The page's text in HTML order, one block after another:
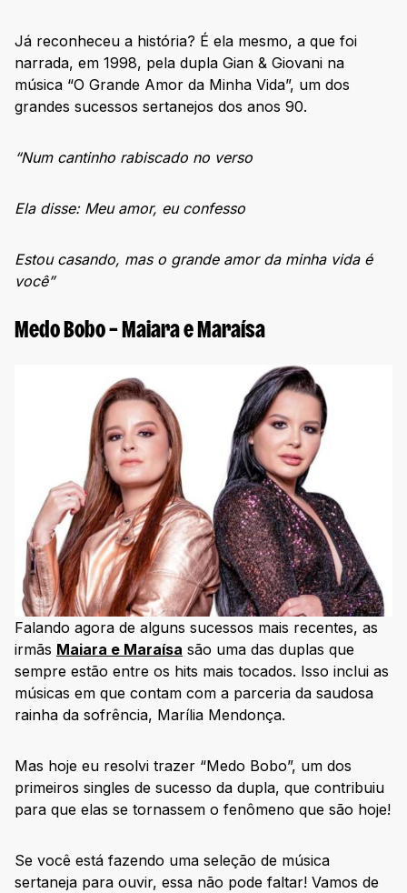
Já reconheceu a história? É ela mesmo, a que foi
narrada, em 1998, pela dupla Gian & Giovani na
música “O Grande Amor da Minha Vida”, um dos
grandes sucessos sertanejos dos anos 90.
“Num cantinho rabiscado no verso
Ela disse: Meu amor, eu confesso
Estou casando, mas o grande amor da minha vida é
você”
Medo Bobo – Maiara e Maraísa
Falando agora de alguns sucessos mais recentes, as
irmãs Maiara e Maraísa são uma das duplas que
sempre estão entre os hits mais tocados. Isso inclui as
músicas em que contam com a parceria da saudosa
rainha da sofrência, Marília Mendonça.
Mas hoje eu resolvi trazer “Medo Bobo”, um dos
primeiros singles de sucesso da dupla, que contribuiu
para que elas se tornassem o fenômeno que são hoje!
Se você está fazendo uma seleção de música
sertaneja para ouvir, essa não pode faltar! Vamos de